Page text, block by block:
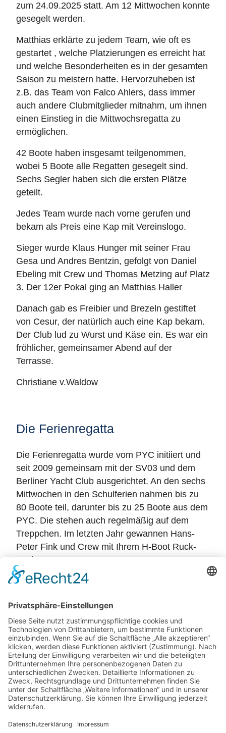
zum 24.09.2025 statt. Am 12 Mittwochen konnte
gesegelt werden.
Matthias erklärte zu jedem Team, wie oft es
gestartet , welche Platzierungen es erreicht hat
und welche Besonderheiten es in der gesamten
Saison zu meistern hatte. Hervorzuheben ist
z.B. das Team von Falco Ahlers, dass immer
auch andere Clubmitglieder mitnahm, um ihnen
einen Einstieg in die Mittwochsregatta zu
ermöglichen.
42 Boote haben insgesamt teilgenommen,
wobei 5 Boote alle Regatten gesegelt sind.
Sechs Segler haben sich die ersten Plätze
geteilt.
Jedes Team wurde nach vorne gerufen und
bekam als Preis eine Kap mit Vereinslogo.
Sieger wurde Klaus Hunger mit seiner Frau
Gesa und Andres Bentzin, gefolgt von Daniel
Ebeling mit Crew und Thomas Metzing auf Platz
3. Der 12er Pokal ging an Matthias Haller
Danach gab es Freibier und Brezeln gestiftet
von Cesur, der natürlich auch eine Kap bekam.
Der Club lud zu Wurst und Käse ein. Es war ein
fröhlicher, gemeinsamer Abend auf der
Terrasse.
Christiane v.Waldow
Die Ferienregatta
Die Ferienregatta wurde vom PYC initiiert und
seit 2009 gemeinsam mit der SV03 und dem
Berliner Yacht Club ausgerichtet. An den sechs
Mittwochen in den Schulferien nahmen bis zu
80 Boote teil, darunter bis zu 25 Boote aus dem
PYC. Die stehen auch regelmäßig auf dem
Treppchen. Im letzten Jahr gewannen Hans-
Peter Fink und Crew mit Ihrem H-Boot Ruck-
Zuck.
In diesem Jahr richtet der PYC die erste und die
aus.
Potsdamer Yacht Club e. V.
14109 Berlin